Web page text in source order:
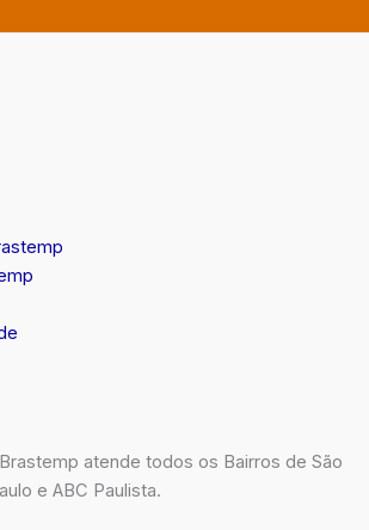
atende todos os Bairros de São
e ABC Paulista.